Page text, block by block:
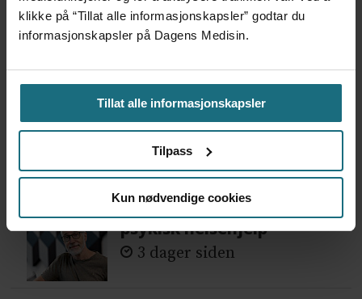
klikke på “Tillat alle informasjonskapsler” godtar du
informasjonskapsler på Dagens Medisin.
Tillat alle informasjonskapsler
Tilpass
Kun nødvendige cookies
DEBATT OG KRONIKK DEBATT
Mest lest siste syv dager:
Vi trenger en grunnlov for
psykisk helsehjelp
3 dager siden